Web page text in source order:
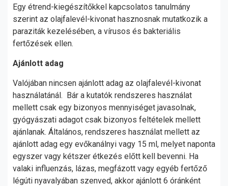
Egy étrend-kiegészítőkkel kapcsolatos tanulmány
szerint az olajfalevél-kivonat hasznosnak mutatkozik a
paraziták kezelésében, a vírusos és bakteriális
fertőzések ellen.
Ajánlott adag
Valójában nincsen ajánlott adag az olajfalevél-kivonat
használatánál. Bár a kutatók rendszeres használat
mellett csak egy bizonyos mennyiséget javasolnak,
gyógyászati adagot csak bizonyos feltételek mellett
ajánlanak. Általános, rendszeres használat mellett az
ajánlott adag egy evőkanálnyi vagy 15 ml, melyet naponta
egyszer vagy kétszer étkezés előtt kell bevenni. Ha
valaki influenzás, lázas, megfázott vagy egyéb fertőző
légúti nyavalyában szenved, akkor ajánlott 6 óránként